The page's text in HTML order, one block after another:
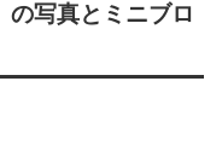
の写真とミニブロ